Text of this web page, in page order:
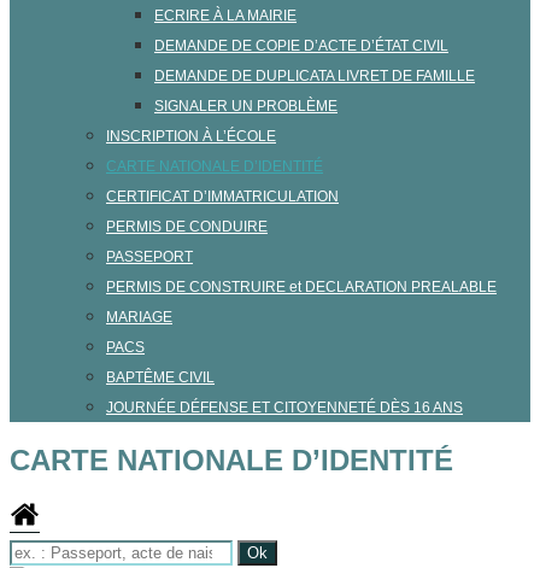
ECRIRE À LA MAIRIE
DEMANDE DE COPIE D’ACTE D’ÉTAT CIVIL
DEMANDE DE DUPLICATA LIVRET DE FAMILLE
SIGNALER UN PROBLÈME
INSCRIPTION À L’ÉCOLE
CARTE NATIONALE D’IDENTITÉ
CERTIFICAT D’IMMATRICULATION
PERMIS DE CONDUIRE
PASSEPORT
PERMIS DE CONSTRUIRE et DECLARATION PREALABLE
MARIAGE
PACS
BAPTÊME CIVIL
JOURNÉE DÉFENSE ET CITOYENNETÉ DÈS 16 ANS
CARTE NATIONALE D’IDENTITÉ